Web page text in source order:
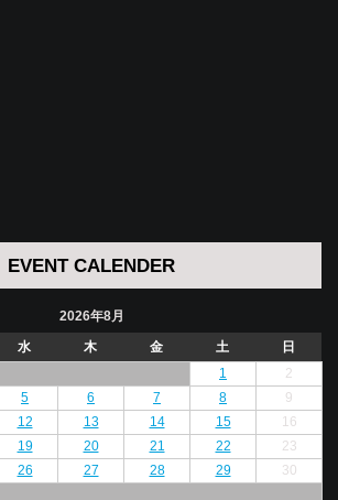
EVENT CALENDER
2026年8月
水 木 金 土
日
1
2
5 6 7 8
9
12 13 14 15
16
19 20 21 22
23
26 27 28 29
30